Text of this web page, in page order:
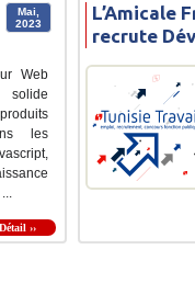
Mai,
2023
Web
les
Détail ››
L’Amicale
recrute